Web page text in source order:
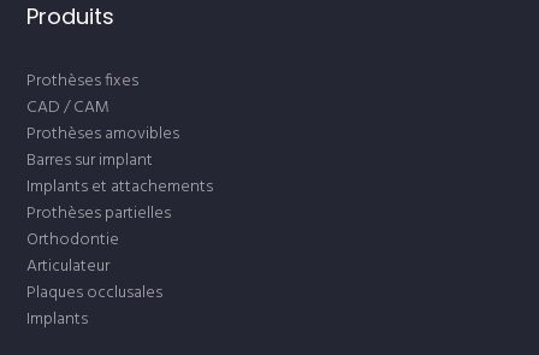
Produits
Prothèses fixes
CAD / CAM
Prothèses amovibles
Barres sur implant
Implants et attachements
Prothèses partielles
Orthodontie
Articulateur
Plaques occlusales
Implants